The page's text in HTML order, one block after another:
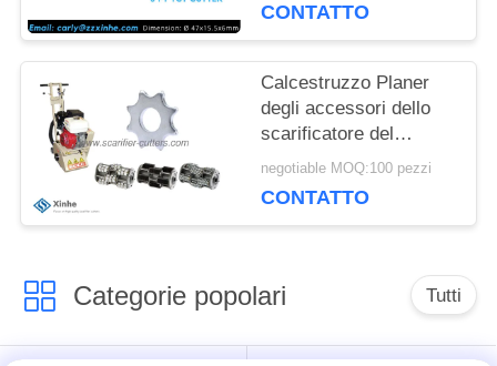
SULLA
PRIVACY
delle superfici i
tamburellano
CONTATTO
Calcestruzzo Planer
degli accessori dello
scarificatore del
pavimento dei
dell'ottagono
negotiable MOQ:100 pezzi
CONTATTO
Categorie popolari Tutti